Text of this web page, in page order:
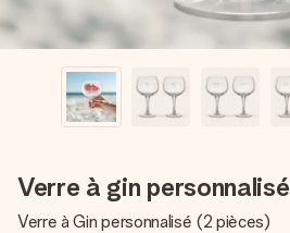
Verre à gin personnalisé
Verre à Gin personnalisé (2 pièces)